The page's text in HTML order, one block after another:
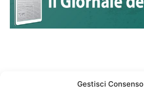
Gestisci Consenso